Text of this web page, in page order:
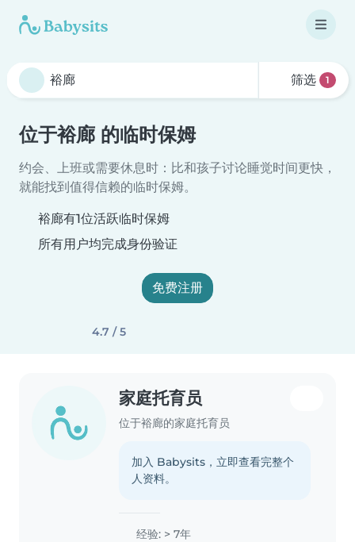
筛选 1
位于裕廊 的临时保姆
约会、上班或需要休息时：比和孩子讨论睡觉时间更快，
就能找到值得信赖的临时保姆。
裕廊有1位活跃临时保姆
所有用户均完成身份验证
免费注册
4.7 / 5
家庭托育员
位于裕廊的家庭托育员
加入 Babysits，立即查看完整个
人资料。
经验: > 7年